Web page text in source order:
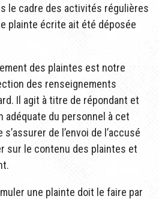
le cadre des activités régulières
plainte écrite ait été déposée
des plaintes est notre
des renseignements
Il agit à titre de répondant et
adéquate du personnel à cet
de l’envoi de l’accusé
sur le contenu des plaintes et
une plainte doit le faire par